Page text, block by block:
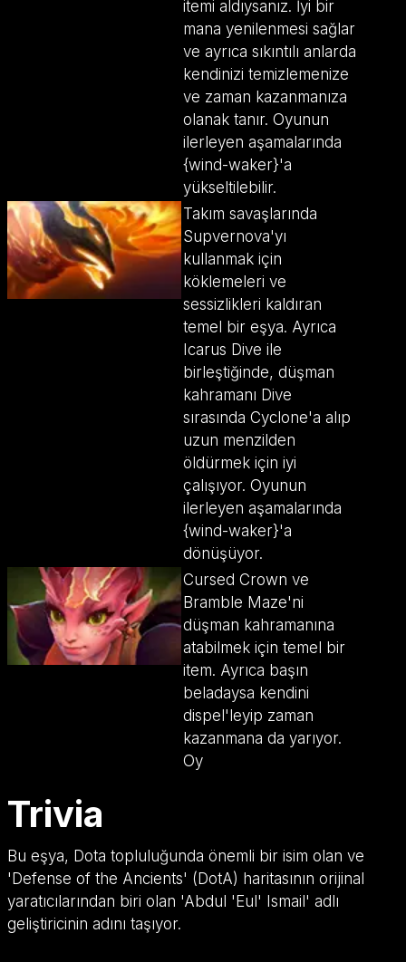
itemi aldıysanız. İyi bir
mana yenilenmesi sağlar
ve ayrıca sıkıntılı anlarda
kendinizi temizlemenize
ve zaman kazanmanıza
olanak tanır. Oyunun
ilerleyen aşamalarında
{wind-waker}'a
yükseltilebilir.
Takım savaşlarında
Supvernova'yı
kullanmak için
köklemeleri ve
sessizlikleri kaldıran
temel bir eşya. Ayrıca
Icarus Dive ile
birleştiğinde, düşman
kahramanı Dive
sırasında Cyclone'a alıp
uzun menzilden
öldürmek için iyi
çalışıyor. Oyunun
ilerleyen aşamalarında
{wind-waker}'a
dönüşüyor.
Cursed Crown ve
Bramble Maze'ni
düşman kahramanına
atabilmek için temel bir
item. Ayrıca başın
beladaysa kendini
dispel'leyip zaman
kazanmana da yarıyor.
Oy
Trivia
Bu eşya, Dota topluluğunda önemli bir isim olan ve
'Defense of the Ancients' (DotA) haritasının orijinal
yaratıcılarından biri olan 'Abdul 'Eul' Ismail' adlı
geliştiricinin adını taşıyor.